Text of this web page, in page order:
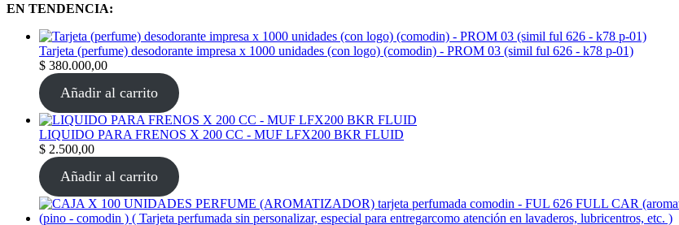
EN TENDENCIA:
Tarjeta (perfume) desodorante impresa x 1000 unidades (con logo) (comodin) - PROM 03 (simil ful 626 - k78 p-01)
$ 380.000,00
Añadir al carrito
LIQUIDO PARA FRENOS X 200 CC - MUF LFX200 BKR FLUID
$ 2.500,00
Añadir al carrito